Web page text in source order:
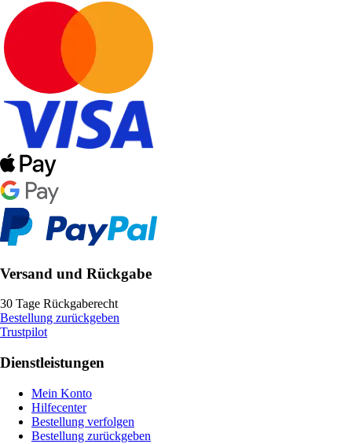
Versand und Rückgabe
30 Tage Rückgaberecht
Bestellung zurückgeben
Trustpilot
Dienstleistungen
Mein Konto
Hilfecenter
Bestellung verfolgen
Bestellung zurückgeben